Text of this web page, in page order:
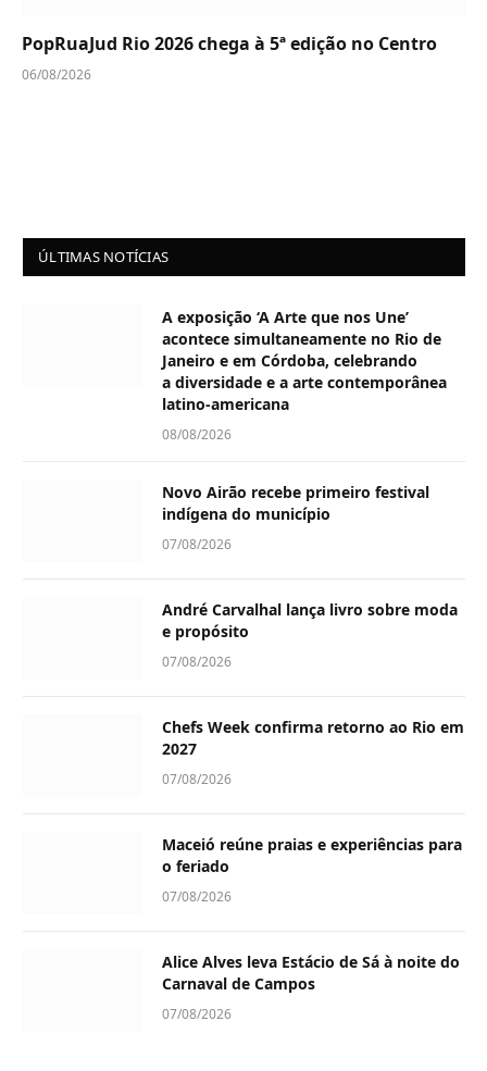
PopRuaJud Rio 2026 chega à 5ª edição no Centro
06/08/2026
ÚLTIMAS NOTÍCIAS
A exposição ‘A Arte que nos Une’
acontece simultaneamente no Rio de
Janeiro e em Córdoba, celebrando
a diversidade e a arte contemporânea
latino-americana
08/08/2026
Novo Airão recebe primeiro festival
indígena do município
07/08/2026
André Carvalhal lança livro sobre moda
e propósito
07/08/2026
Chefs Week confirma retorno ao Rio em
2027
07/08/2026
Maceió reúne praias e experiências para
o feriado
07/08/2026
Alice Alves leva Estácio de Sá à noite do
Carnaval de Campos
07/08/2026